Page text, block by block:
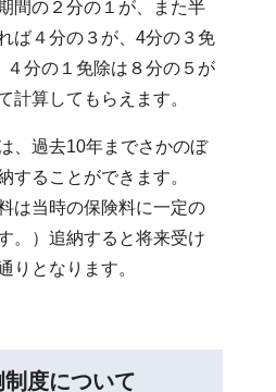
間の２分の１が、また半
ば４分の３が、4分の３免
４分の１免除は８分の５が
計算してもらえます。
、過去10年までさかのぼ
することができます。
は当時の保険料に一定の
。）追納すると将来受け
りとなります。
度について